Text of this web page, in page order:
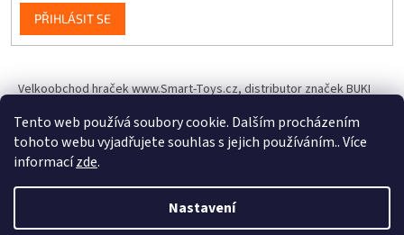
Tento web používá soubory cookie. Dalším procházením
tohoto webu vyjadřujete souhlas s jejich používáním.. Více
informacízde.
Nastavení
PŘIHLÁSIT SE
Velkoobchod hraček www.Smart-Toys.cz, distributor značek BUKI